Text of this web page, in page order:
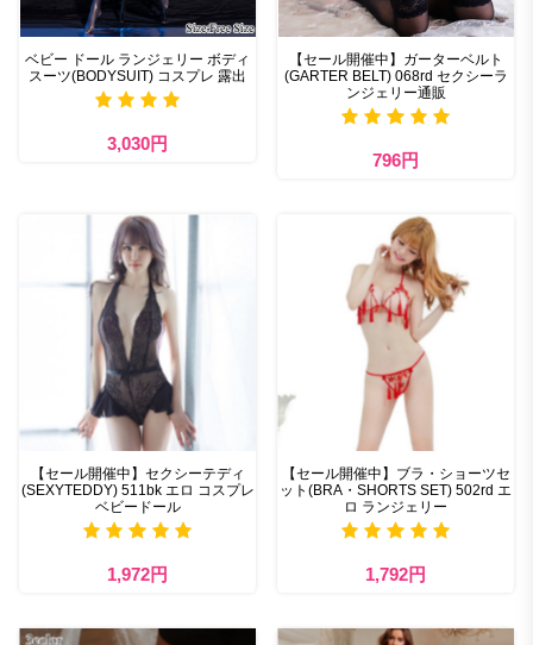
ベビー ドール ランジェリー ボディ
スーツ(BODYSUIT) コスプレ 露出
3,030円
【セール開催中】ガーターベルト
(GARTER BELT) 068rd セクシーラ
ンジェリー通販
796円
【セール開催中】セクシーテディ
(SEXYTEDDY) 511bk エロ コスプレ
ベビードール
1,972円
【セール開催中】ブラ・ショーツセ
ット(BRA・SHORTS SET) 502rd エ
ロ ランジェリー
1,792円